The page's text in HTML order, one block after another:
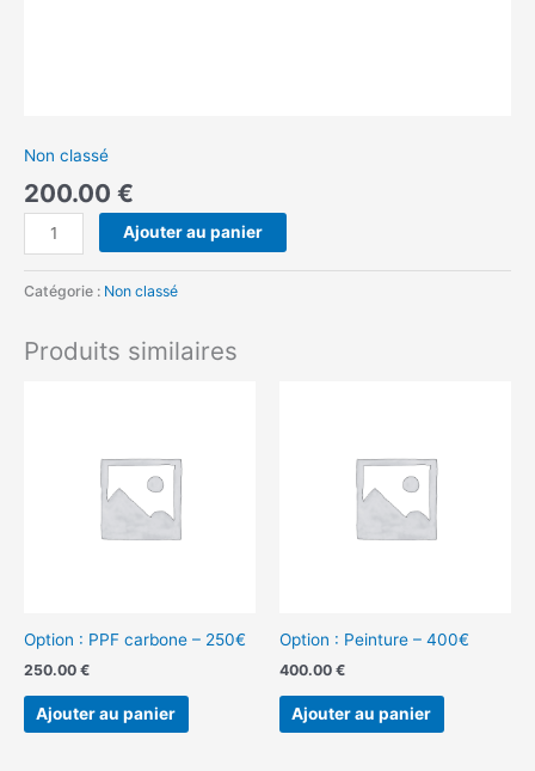
Non classé
200.00 €
Ajouter au panier
Catégorie : Non classé
Produits similaires
Option : PPF carbone – 250€
250.00 €
Ajouter au panier
Option : Peinture – 400€
400.00 €
Ajouter au panier